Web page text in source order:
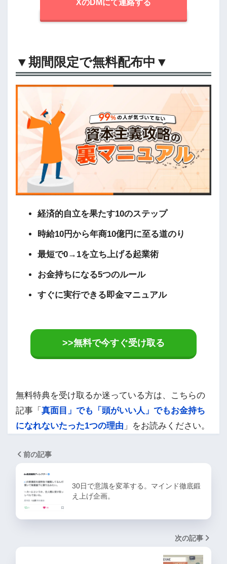
XのDMにて連絡する
▼期間限定で無料配布中▼
経済的自立を果たす10のステップ
時給10円から年商10億円に至る道のり
最短で0→1を立ち上げる起業術
お金持ちになる5つのルール
すぐに実行できる即金マニュアル
>>無料で今すぐ受け取る
無料特典を受け取るか迷っている方は、こちらの
記事「 真面目」でも「頭がいい人」でもお金持ち
になれないたった1つの理由 」をお読みください。
前の記事
30日で意識を変革する。マインド徹底鍛
え上げ企画。
次の記事